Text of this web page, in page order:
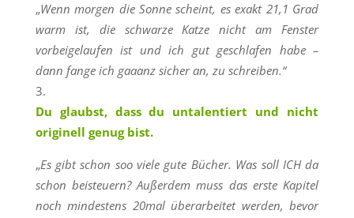
„Wenn morgen die Sonne scheint, es exakt 21,1 Grad
warm ist, die schwarze Katze nicht am Fenster
vorbeigelaufen ist und ich gut geschlafen habe –
dann fange ich gaaanz sicher an, zu schreiben.“
Du glaubst, dass du untalentiert und nicht
originell genug bist.
„Es gibt schon soo viele gute Bücher. Was soll ICH da
schon beisteuern? Außerdem muss das erste Kapitel
noch mindestens 20mal überarbeitet werden, bevor